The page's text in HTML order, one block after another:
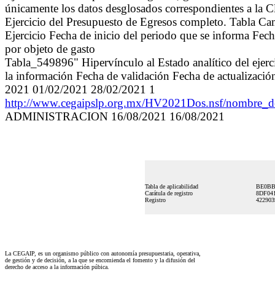
únicamente los datos desglosados correspondientes a
Ejercicio del Presupuesto de Egresos completo. Tabla
Ejercicio Fecha de inicio del periodo que se informa
por objeto de gasto
Tabla_549896" Hipervínculo al Estado analítico del
la información Fecha de validación Fecha de
2021 01/02/2021 28/02/2021 1
http://www.cegaipslp.org.mx/HV2021Dos.nsf/
ADMINISTRACION 16/08/2021 16/08/2021
Tabla de aplicabilidad
Carátula de registro
Registro
La CEGAIP, es un organismo público con autonomía presupuestaria, operativa,
de gestión y de decisión, a la que se encomienda el fomento y la difusión del
derecho de acceso a la información púbica.